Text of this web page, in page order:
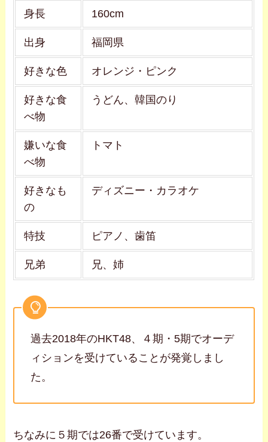
身長 160cm
出身 福岡県
好きな色 オレンジ・ピンク
好きな食
べ物
うどん、韓国のり
嫌いな食
べ物
トマト
好きなも
の
ディズニー・カラオケ
特技 ピアノ、歯笛
兄弟 兄、姉
過去2018年のHKT48、４期・5期でオーデ
ィションを受けていることが発覚しまし
た。
ちなみに５期では26番で受けています。